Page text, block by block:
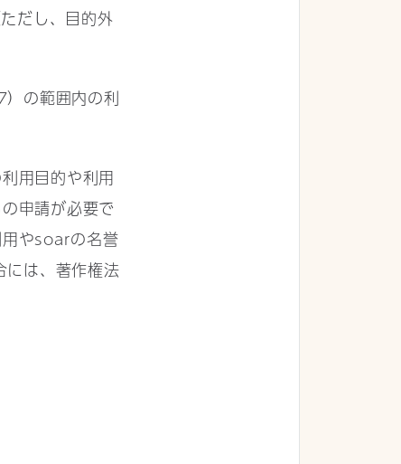
だし、目的外
の範囲内の利
用目的や利用
申請が必要で
用やsoarの名誉
は、著作権法